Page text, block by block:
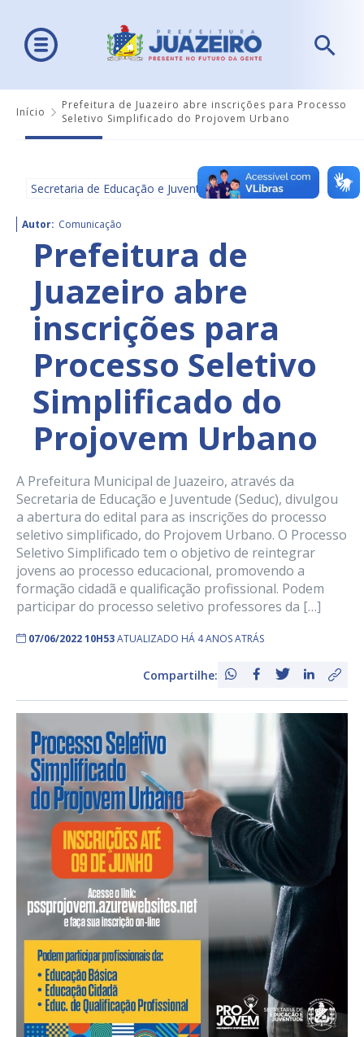
Início
Prefeitura de Juazeiro abre inscrições para Processo
Seletivo Simplificado do Projovem Urbano
Secretaria de Educação e Juventude - SEDUC
Autor: Comunicação
Prefeitura de
Juazeiro abre
inscrições para
Processo Seletivo
Simplificado do
Projovem Urbano
A Prefeitura Municipal de Juazeiro, através da
Secretaria de Educação e Juventude (Seduc), divulgou
a abertura do edital para as inscrições do processo
seletivo simplificado, do Projovem Urbano. O Processo
Seletivo Simplificado tem o objetivo de reintegrar
jovens ao processo educacional, promovendo a
formação cidadã e qualificação profissional. Podem
participar do processo seletivo professores da […]
07/06/2022 10H53ATUALIZADO HÁ 4 ANOS ATRÁS
Compartilhe: